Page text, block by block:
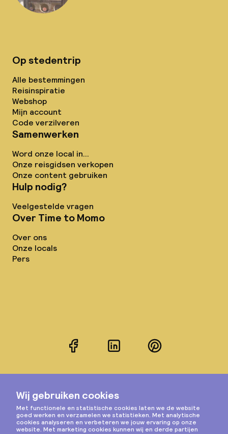
Op stedentrip
Alle bestemmingen
Reisinspiratie
Webshop
Mijn account
Code verzilveren
Samenwerken
Word onze local in...
Onze reisgidsen verkopen
Onze content gebruiken
Hulp nodig?
Veelgestelde vragen
Over Time to Momo
Over ons
Onze locals
Pers
FacebookLinkedInPinterest
Instagram